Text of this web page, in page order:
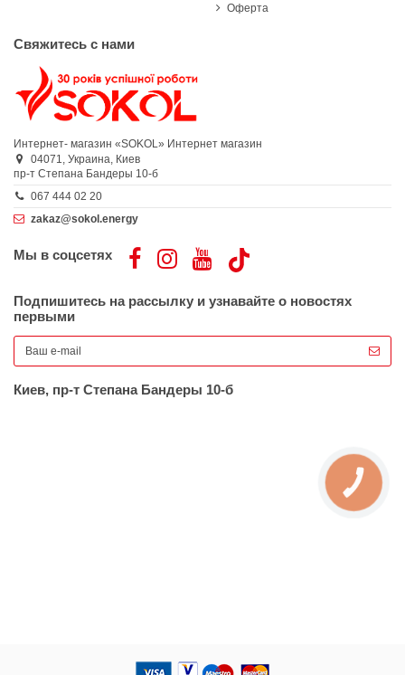
Оферта
Свяжитесь с нами
Интернет- магазин «SOKOL» Интернет магазин
04071, Украина, Киев
пр-т Степана Бандеры 10-б
067 444 02 20
zakaz@sokol.energy
Мы в соцсетях
Подпишитесь на рассылку и узнавайте о новостях
первыми
Киев, пр-т Степана Бандеры 10-б
КНОПКА
ЗВ'ЯЗКУ